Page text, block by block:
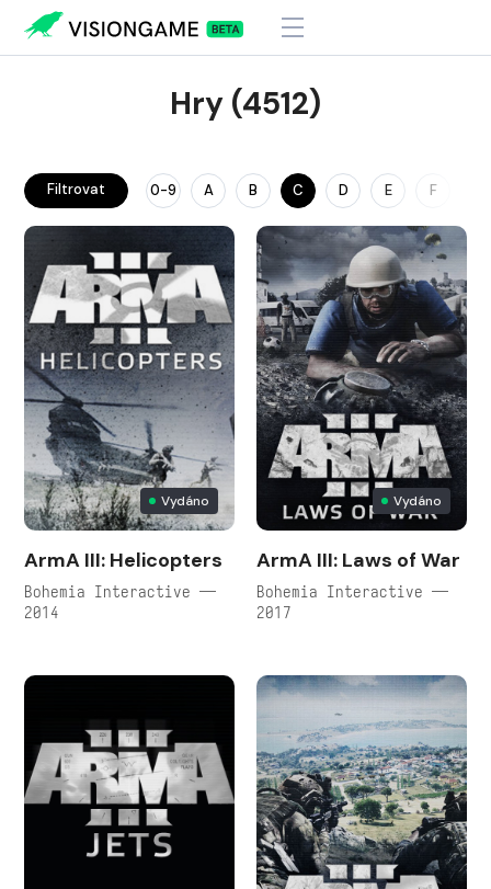
Hry (4512)
Filtrovat 0-9 A B C D E F
Vydáno
ArmA III: Helicopters
Bohemia Interactive —
2014
Vydáno
ArmA III: Laws of War
Bohemia Interactive —
2017